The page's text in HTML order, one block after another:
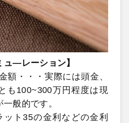
ュ―レーション】
額・・・実際には頭金、
も100~300万円程度は現
般的です。
ト35の金利などの金利